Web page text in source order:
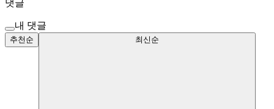
댓글
내 댓글
추천순 최신순